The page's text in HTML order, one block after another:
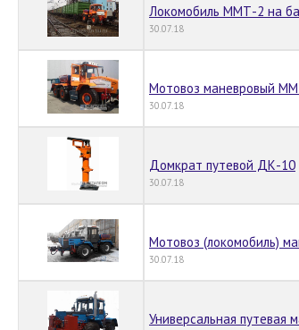
Локомобиль ММТ-2 на
30.07.18
Мотовоз маневровый
30.07.18
Домкрат путевой ДК-10
30.07.18
Мотовоз (локомобиль)
30.07.18
Универсальная